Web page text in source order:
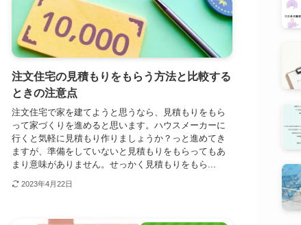
注文住宅の見積もりをもらう方法と比較する
ときの注意点
注文住宅で家を建てようと思うなら、見積もりをもら
って家づくりを進めると思います。ハウスメーカーに
行くと気軽に見積もり作りましょうか？っと進めてき
ますが、準備をしていないと見積もりをもらってもあ
まり意味がありません。せっかく見積もりをもら...
2023年4月22日